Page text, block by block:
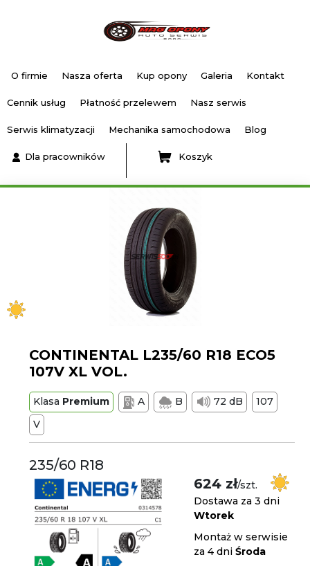
O firmie Nasza oferta Kup opony Galeria Kontakt
Cennik usług Płatność przelewem Nasz serwis
Serwis klimatyzacji Mechanika samochodowa Blog
Dla pracowników Koszyk
CONTINENTAL L235/60 R18 ECO5
107V XL VOL.
Klasa Premium A B 72 dB
107
V
235/60 R18
624 zł/szt.
Dostawa za 3 dni
Wtorek
Montaż w serwisie
za 4 dniŚroda